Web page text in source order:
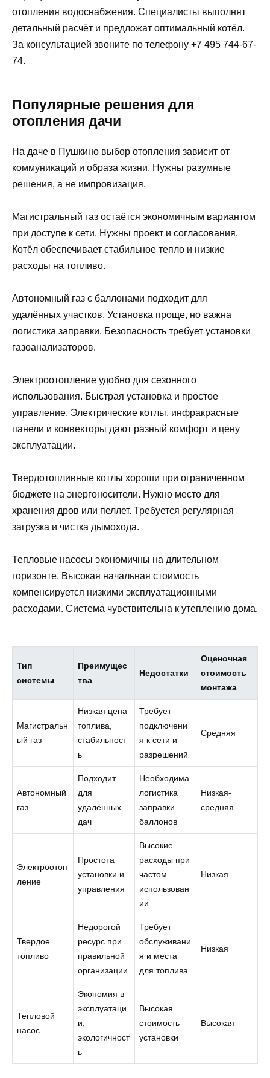
отопления водоснабжения. Специалисты выполнят
детальный расчёт и предложат оптимальный котёл.
За консультацией звоните по телефону +7 495 744-67-
74.
Популярные решения для
отопления дачи
На даче в Пушкино выбор отопления зависит от
коммуникаций и образа жизни. Нужны разумные
решения, а не импровизация.
Магистральный газ остаётся экономичным вариантом
при доступе к сети. Нужны проект и согласования.
Котёл обеспечивает стабильное тепло и низкие
расходы на топливо.
Автономный газ с баллонами подходит для
удалённых участков. Установка проще, но важна
логистика заправки. Безопасность требует установки
газоанализаторов.
Электроотопление удобно для сезонного
использования. Быстрая установка и простое
управление. Электрические котлы, инфракрасные
панели и конвекторы дают разный комфорт и цену
эксплуатации.
Твердотопливные котлы хороши при ограниченном
бюджете на энергоносители. Нужно место для
хранения дров или пеллет. Требуется регулярная
загрузка и чистка дымохода.
Тепловые насосы экономичны на длительном
горизонте. Высокая начальная стоимость
компенсируется низкими эксплуатационными
расходами. Система чувствительна к утеплению дома.
Тип
системы
Преимущес
тва
Недостатки
Оценочная
стоимость
монтажа
Магистральн
ый газ
Низкая цена
топлива,
стабильност
ь
Требует
подключени
я к сети и
разрешений
Средняя
Автономный
газ
Подходит
для
удалённых
дач
Необходима
логистика
заправки
баллонов
Низкая-
средняя
Электроотоп
ление
Простота
установки и
управления
Высокие
расходы при
частом
использован
ии
Низкая
Твердое
топливо
Недорогой
ресурс при
правильной
организации
Требует
обслуживани
я и места
для топлива
Низкая
Тепловой
насос
Экономия в
эксплуатаци
и,
экологичност
ь
Высокая
стоимость
установки
Высокая